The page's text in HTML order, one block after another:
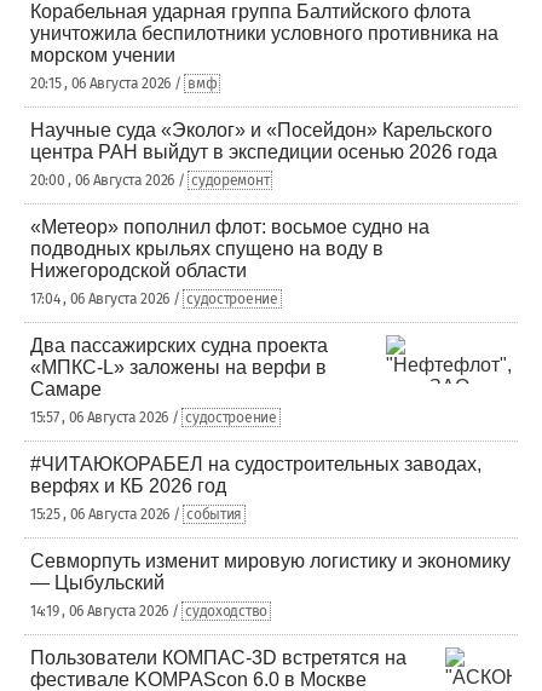
Корабельная ударная группа Балтийского флота
уничтожила беспилотники условного противника на
морском учении
20:15 , 06 Августа 2026 / вмф
Научные суда «Эколог» и «Посейдон» Карельского
центра РАН выйдут в экспедиции осенью 2026 года
20:00 , 06 Августа 2026 / судоремонт
«Метеор» пополнил флот: восьмое судно на
подводных крыльях спущено на воду в
Нижегородской области
17:04 , 06 Августа 2026 / судостроение
Два пассажирских судна проекта
«МПКС-L» заложены на верфи в
Самаре
15:57 , 06 Августа 2026 / судостроение
#ЧИТАЮКОРАБЕЛ на судостроительных заводах,
верфях и КБ 2026 год
15:25 , 06 Августа 2026 / события
Севморпуть изменит мировую логистику и экономику
— Цыбульский
14:19 , 06 Августа 2026 / судоходство
Пользователи КОМПАС-3D встретятся на
фестивале KOMPAScon 6.0 в Москве